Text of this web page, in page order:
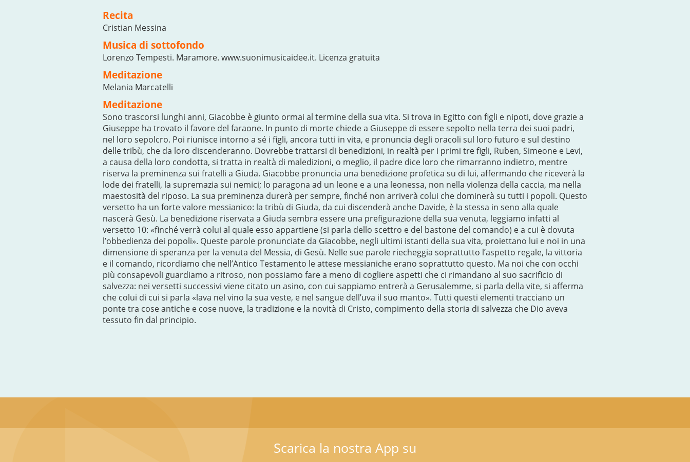
Recita
Cristian Messina
Musica di sottofondo
Lorenzo Tempesti. Maramore. www.suonimusicaidee.it. Licenza gratuita
Meditazione
Melania Marcatelli
Meditazione
Sono trascorsi lunghi anni, Giacobbe è giunto ormai al termine della sua vita. Si trova in Egitto con figli e nipoti, dove grazie a
Giuseppe ha trovato il favore del faraone. In punto di morte chiede a Giuseppe di essere sepolto nella terra dei suoi padri,
nel loro sepolcro. Poi riunisce intorno a sé i figli, ancora tutti in vita, e pronuncia degli oracoli sul loro futuro e sul destino
delle tribù, che da loro discenderanno. Dovrebbe trattarsi di benedizioni, in realtà per i primi tre figli, Ruben, Simeone e Levi,
a causa della loro condotta, si tratta in realtà di maledizioni, o meglio, il padre dice loro che rimarranno indietro, mentre
riserva la preminenza sui fratelli a Giuda. Giacobbe pronuncia una benedizione profetica su di lui, affermando che riceverà la
lode dei fratelli, la supremazia sui nemici; lo paragona ad un leone e a una leonessa, non nella violenza della caccia, ma nella
maestosità del riposo. La sua preminenza durerà per sempre, finché non arriverà colui che dominerà su tutti i popoli. Questo
versetto ha un forte valore messianico: la tribù di Giuda, da cui discenderà anche Davide, è la stessa in seno alla quale
nascerà Gesù. La benedizione riservata a Giuda sembra essere una prefigurazione della sua venuta, leggiamo infatti al
versetto 10: «finché verrà colui al quale esso appartiene (si parla dello scettro e del bastone del comando) e a cui è dovuta
l’obbedienza dei popoli». Queste parole pronunciate da Giacobbe, negli ultimi istanti della sua vita, proiettano lui e noi in una
dimensione di speranza per la venuta del Messia, di Gesù. Nelle sue parole riecheggia soprattutto l’aspetto regale, la vittoria
e il comando, ricordiamo che nell’Antico Testamento le attese messianiche erano soprattutto questo. Ma noi che con occhi
più consapevoli guardiamo a ritroso, non possiamo fare a meno di cogliere aspetti che ci rimandano al suo sacrificio di
salvezza: nei versetti successivi viene citato un asino, con cui sappiamo entrerà a Gerusalemme, si parla della vite, si afferma
che colui di cui si parla «lava nel vino la sua veste, e nel sangue dell’uva il suo manto». Tutti questi elementi tracciano un
ponte tra cose antiche e cose nuove, la tradizione e la novità di Cristo, compimento della storia di salvezza che Dio aveva
tessuto fin dal principio.
Scarica la nostra App su